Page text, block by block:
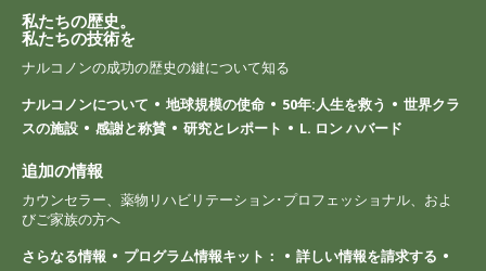
私たちの歴史。
私たちの技術を
ナルコノンの成功の歴史の鍵について知る
ナルコノンについて
地球規模の使命 50年:人生を救う
世界クラ
スの施設
感謝と称賛 研究とレポート L. ロン ハバード
追加の情報
カウンセラー、薬物リハビリテーション･プロフェッショナル、およ
びご家族の方へ
さらなる情報
プログラム情報キット：
詳しい情報を請求する